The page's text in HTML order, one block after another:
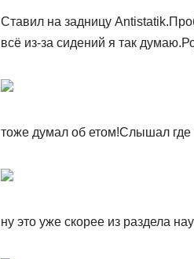
Ставил на задницу
всё из-за сидений я так
тоже думал об етом!Слышал где
ну это уже скорее из раздела